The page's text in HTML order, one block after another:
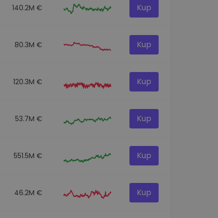
140.2M € Kup
80.3M € Kup
120.3M € Kup
53.7M € Kup
551.5M € Kup
46.2M € Kup